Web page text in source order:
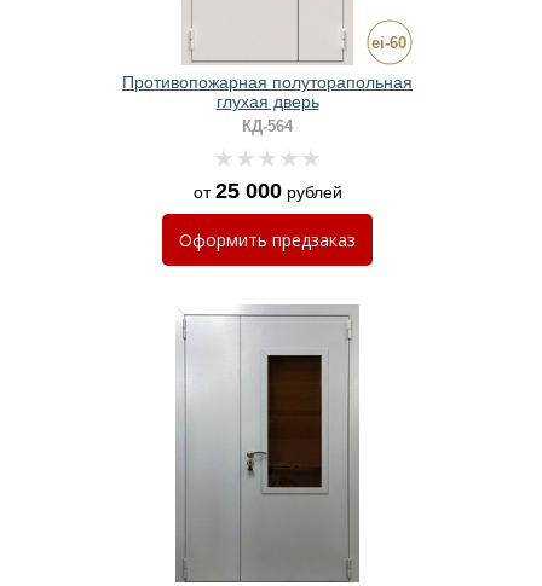
Противопожарная полуторапольная
глухая дверь
КД-564
от25 000рублей
Оформить предзаказ